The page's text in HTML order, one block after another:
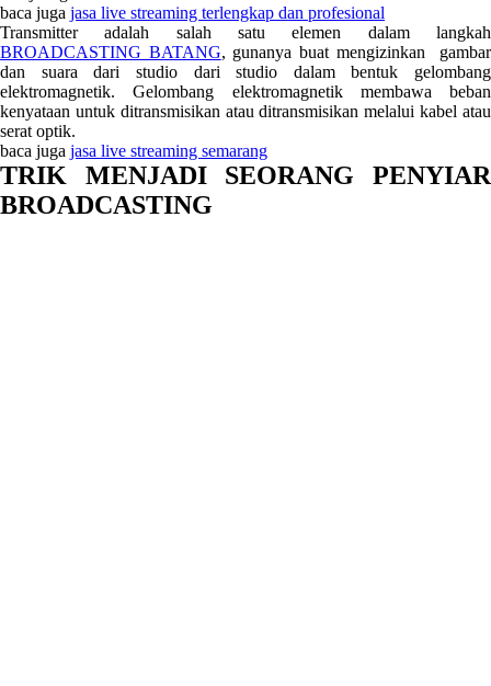
baca juga jasa live streaming terlengkap dan profesional
Transmitter adalah salah satu elemen dalam langkah
BROADCASTING BATANG, gunanya buat mengizinkan gambar
dan suara dari studio dari studio dalam bentuk gelombang
elektromagnetik. Gelombang elektromagnetik membawa beban
kenyataan untuk ditransmisikan atau ditransmisikan melalui kabel atau
serat optik.
baca juga jasa live streaming semarang
TRIK MENJADI SEORANG PENYIAR
BROADCASTING